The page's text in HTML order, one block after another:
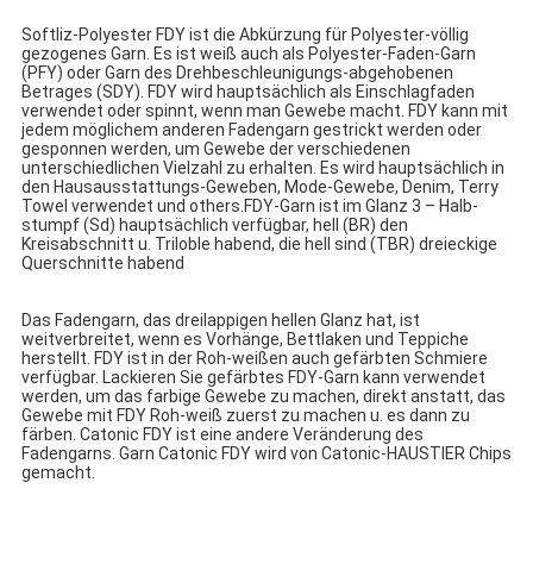
Softliz-Polyester FDY ist die Abkürzung für Polyester-völlig
gezogenes Garn. Es ist weiß auch als Polyester-Faden-Garn
(PFY) oder Garn des Drehbeschleunigungs-abgehobenen
Betrages (SDY). FDY wird hauptsächlich als Einschlagfaden
verwendet oder spinnt, wenn man Gewebe macht. FDY kann mit
jedem möglichem anderen Fadengarn gestrickt werden oder
gesponnen werden, um Gewebe der verschiedenen
unterschiedlichen Vielzahl zu erhalten. Es wird hauptsächlich in
den Hausausstattungs-Geweben, Mode-Gewebe, Denim, Terry
Towel verwendet und others.FDY-Garn ist im Glanz 3 – Halb-
stumpf (Sd) hauptsächlich verfügbar, hell (BR) den
Kreisabschnitt u. Triloble habend, die hell sind (TBR) dreieckige
Querschnitte habend
Das Fadengarn, das dreilappigen hellen Glanz hat, ist
weitverbreitet, wenn es Vorhänge, Bettlaken und Teppiche
herstellt. FDY ist in der Roh-weißen auch gefärbten Schmiere
verfügbar. Lackieren Sie gefärbtes FDY-Garn kann verwendet
werden, um das farbige Gewebe zu machen, direkt anstatt, das
Gewebe mit FDY Roh-weiß zuerst zu machen u. es dann zu
färben. Catonic FDY ist eine andere Veränderung des
Fadengarns. Garn Catonic FDY wird von Catonic-HAUSTIER Chips
gemacht.